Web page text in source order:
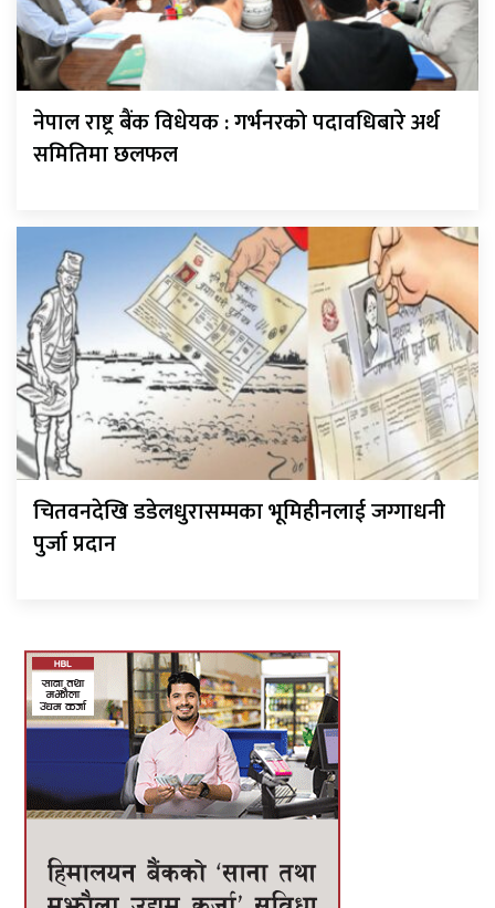
नेपाल राष्ट्र बैंक विधेयक : गर्भनरको पदावधिबारे अर्थ
समितिमा छलफल
चितवनदेखि डडेलधुरासम्मका भूमिहीनलाई जग्गाधनी
पुर्जा प्रदान